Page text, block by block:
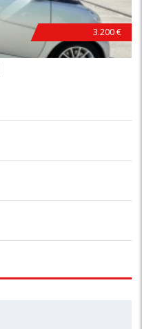
3.200 €